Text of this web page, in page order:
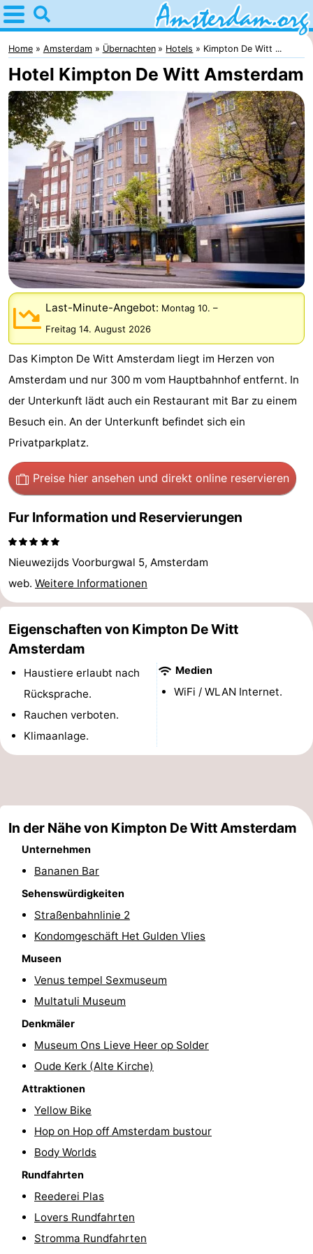
Home
Amsterdam
Interessante
Ausflüge
Für
Kindern
Für
Junge
Erwachsene
Kostenlos
Übernachten
Appartements
Campingplätze
Ferienhäuser
-
Het
Amsterdamse
Bos
-
Spaarnwoude
Hotels
Zimmer
Frühstück)
Museen
Attraktionen
&
-
Denkmäler
-
Kirchen
-
Aussichtspunkte
Attraktionen
-
Experiences
Dörfer
&
Städte
Führungen
Sport
Radfahren
Wandern
Unterhaltung
Essen
trinken
Einkäufen
Märkte
Warenhäuser
Veranstaltungen
Spezial
Kanale
Coffeeshops
Home Amsterdam Übernachten Hotels Kimpton De Witt ...
Hotel Kimpton De Witt Amsterdam
Last-Minute-Angebot: Montag 10. –
Freitag 14. August 2026
Das Kimpton De Witt Amsterdam liegt im Herzen von
Amsterdam und nur 300 m vom Hauptbahnhof entfernt. In
der Unterkunft lädt auch ein Restaurant mit Bar zu einem
Besuch ein. An der Unterkunft befindet sich ein
Privatparkplatz.
Preise hier ansehen und direkt online reservieren
Fur Information und Reservierungen
Nieuwezijds Voorburgwal 5, Amsterdam
web. Weitere Informationen
Eigenschaften von Kimpton De Witt
Amsterdam
Haustiere erlaubt nach
Rücksprache.
Rauchen verboten.
Klimaanlage.
Medien
WiFi / WLAN Internet.
In der Nähe von Kimpton De Witt Amsterdam
Unternehmen
Bananen Bar
Sehenswürdigkeiten
Straßenbahnlinie 2
Kondomgeschäft Het Gulden Vlies
Museen
Venus tempel Sexmuseum
Multatuli Museum
Denkmäler
Museum Ons Lieve Heer op Solder
Oude Kerk (Alte Kirche)
Attraktionen
Yellow Bike
Hop on Hop off Amsterdam bustour
Body Worlds
Rundfahrten
Reederei Plas
Lovers Rundfahrten
Stromma Rundfahrten